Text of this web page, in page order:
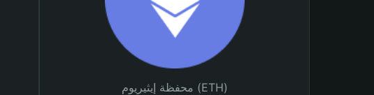
محفظة إيثيريوم (ETH)